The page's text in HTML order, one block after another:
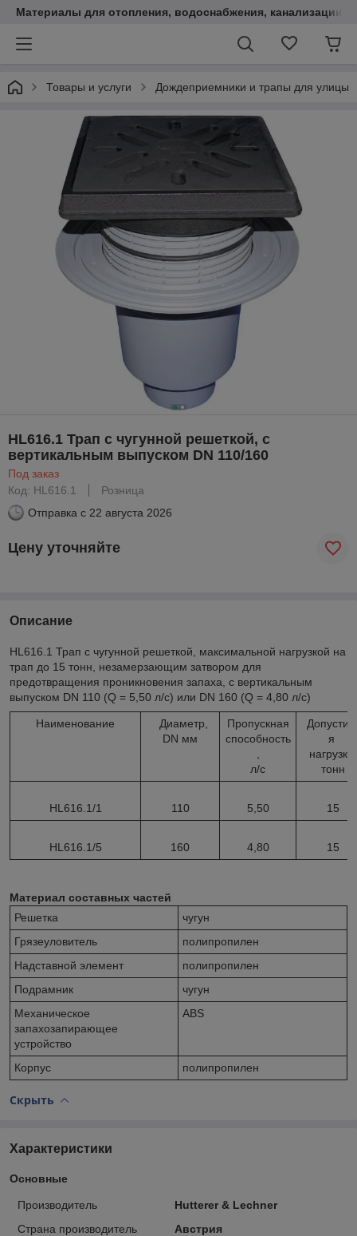
Материалы для отопления, водоснабжения, канализации.
Товары и услуги Дождеприемники и трапы для улицы
HL616.1 Трап с чугунной решеткой, с
вертикальным выпуском DN 110/160
Под заказ
Код: HL616.1
Розница
Отправка с 22 августа 2026
Цену уточняйте
Описание
HL616.1 Трап с чугунной решеткой, максимальной нагрузкой на
трап до 15 тонн, незамерзающим затвором для
предотвращения проникновения запаха, с вертикальным
выпуском DN 110 (Q = 5,50 л/с) или DN 160 (Q = 4,80 л/с)
Наименование
Диаметр,
DN мм
Пропускная
способность
л/с
я
нагрузка,
тонн
HL616.1/1 110 5,50 15
HL616.1/5 160 4,80 15
Материал составных частей
Решетка
чугун
Грязеуловитель
полипропилен
Надставной элемент
полипропилен
Подрамник
чугун
Механическое
запахозапирающее
устройство
ABS
Корпус полипропилен
Скрыть
Характеристики
Основные
Производитель
Hutterer & Lechner
Страна производитель
Австрия